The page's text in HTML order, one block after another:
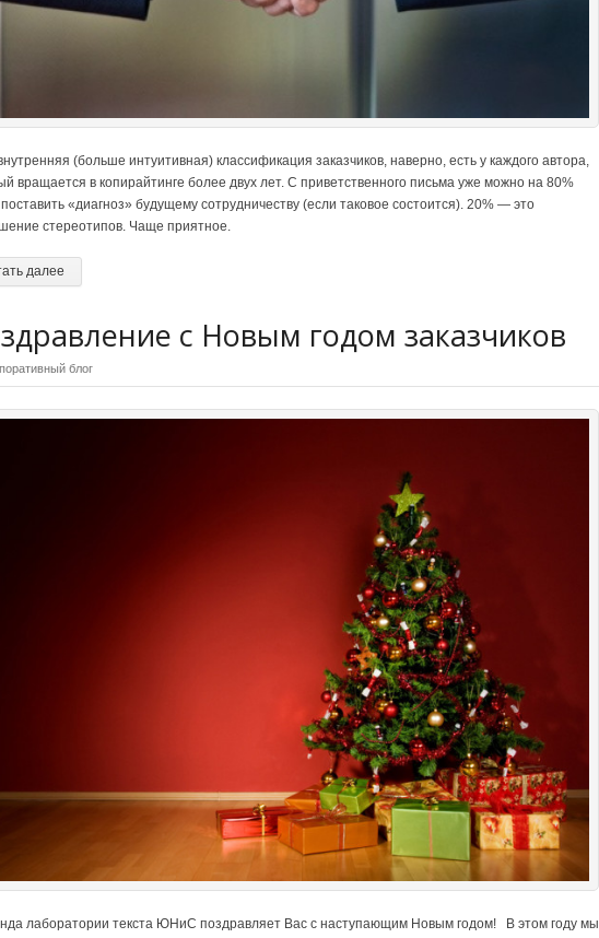
(больше интуитивная) классификация заказчиков, наверно, есть у каждого автора,
вращается в копирайтинге более двух лет. С приветственного письма уже можно на 80%
«диагноз» будущему сотрудничеству (если таковое состоится). 20% — это
стереотипов. Чаще приятное.
далее
с Новым годом заказчиков
блог
лаборатории текста ЮНиС поздравляет Вас с наступающим Новым годом! В этом году мы